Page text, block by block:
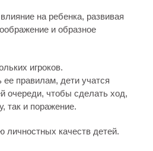
на ребенка, развивая
и образное
игроков.
правилам, дети учатся
очереди, чтобы сделать ход,
так и поражение.
качеств детей.